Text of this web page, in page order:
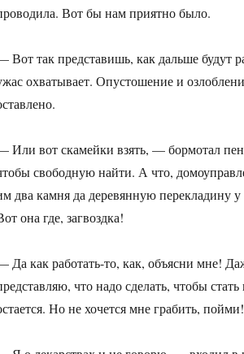
Вот бы нам приятно было.
Вот так представишь, как дальше будут
охватывает. Опустошение и
Или вот скамейки взять, — бормотал
свободную найти. А что,
два камня да деревянную перекладину у
она где, загвоздка!
Да как работать-то, как, объясни мне!
что надо сделать, чтобы
Но не хочется мне грабить, пойми!